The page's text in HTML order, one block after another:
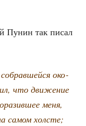
Пунин так писал
око­
что дви­же­ние
меня,
самом хол­сте;